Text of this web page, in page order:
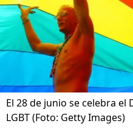
El 28 de junio se celebra
LGBT (Foto: Getty Images)